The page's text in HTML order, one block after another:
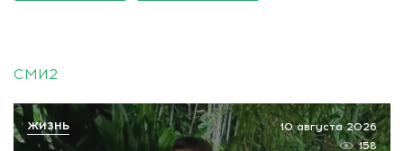
СМИ2
10 августа 2026
158
ЖИЗНЬ